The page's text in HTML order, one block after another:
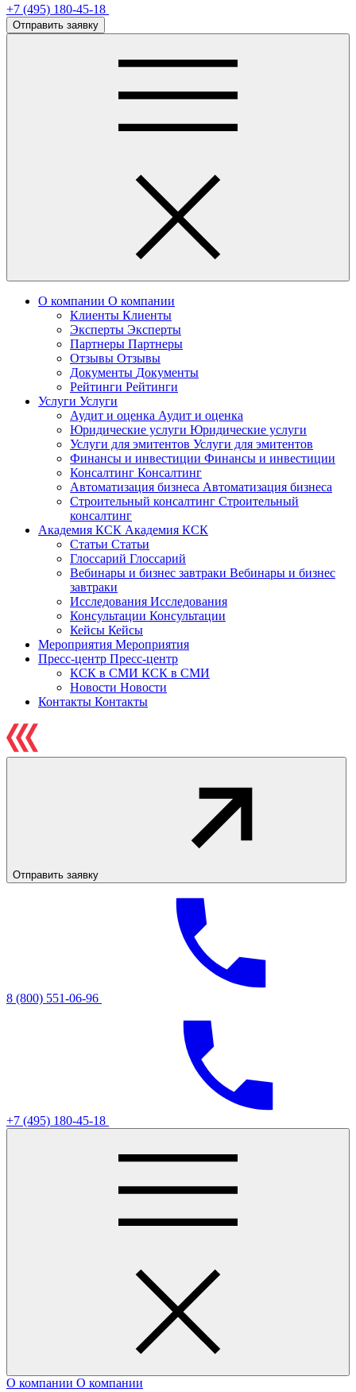
+7 (495) 180-45-18
Отправить заявку
О компании О компании
Клиенты Клиенты
Эксперты Эксперты
Партнеры Партнеры
Отзывы Отзывы
Документы Документы
Рейтинги Рейтинги
Услуги Услуги
Аудит и оценка Аудит и оценка
Юридические услуги Юридические услуги
Услуги для эмитентов Услуги для эмитентов
Финансы и инвестиции Финансы и инвестиции
Консалтинг Консалтинг
Автоматизация бизнеса Автоматизация бизнеса
Строительный консалтинг Строительный
консалтинг
Академия КСК Академия КСК
Статьи Статьи
Глоссарий Глоссарий
Вебинары и бизнес завтраки Вебинары и бизнес
завтраки
Исследования Исследования
Консультации Консультации
Кейсы Кейсы
Мероприятия Мероприятия
Пресс-центр Пресс-центр
КСК в СМИ КСК в СМИ
Новости Новости
Контакты Контакты
Отправить заявку
8 (800) 551-06-96
+7 (495) 180-45-18
О компании О компании